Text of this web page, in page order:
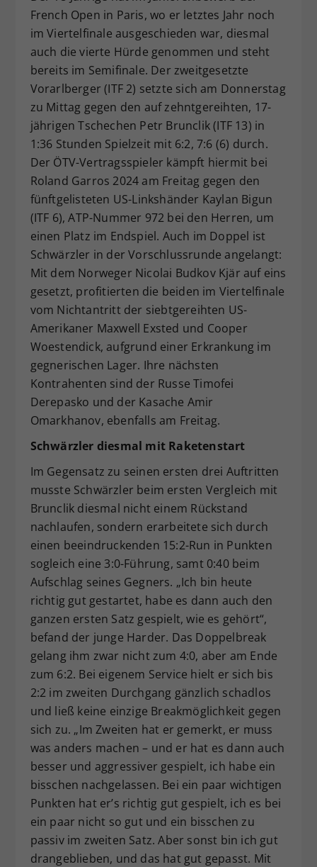
French Open in Paris, wo er letztes Jahr noch
im Viertelfinale ausgeschieden war, diesmal
auch die vierte Hürde genommen und steht
bereits im Semifinale. Der zweitgesetzte
Vorarlberger (ITF 2) setzte sich am Donnerstag
zu Mittag gegen den auf zehntgereihten, 17-
jährigen Tschechen Petr Brunclik (ITF 13) in
1:36 Stunden Spielzeit mit 6:2, 7:6 (6) durch.
Der ÖTV-Vertragsspieler kämpft hiermit bei
Roland Garros 2024 am Freitag gegen den
fünftgelisteten US-Linkshänder Kaylan Bigun
(ITF 6), ATP-Nummer 972 bei den Herren, um
einen Platz im Endspiel. Auch im Doppel ist
Schwärzler in der Vorschlussrunde angelangt:
Mit dem Norweger Nicolai Budkov Kjär auf eins
gesetzt, profitierten die beiden im Viertelfinale
vom Nichtantritt der siebtgereihten US-
Amerikaner Maxwell Exsted und Cooper
Woestendick, aufgrund einer Erkrankung im
gegnerischen Lager. Ihre nächsten
Kontrahenten sind der Russe Timofei
Derepasko und der Kasache Amir
Omarkhanov, ebenfalls am Freitag.
Schwärzler diesmal mit Raketenstart
Im Gegensatz zu seinen ersten drei Auftritten
musste Schwärzler beim ersten Vergleich mit
Brunclik diesmal nicht einem Rückstand
nachlaufen, sondern erarbeitete sich durch
einen beeindruckenden 15:2-Run in Punkten
sogleich eine 3:0-Führung, samt 0:40 beim
Aufschlag seines Gegners. „Ich bin heute
richtig gut gestartet, habe es dann auch den
ganzen ersten Satz gespielt, wie es gehört“,
befand der junge Harder. Das Doppelbreak
gelang ihm zwar nicht zum 4:0, aber am Ende
zum 6:2. Bei eigenem Service hielt er sich bis
2:2 im zweiten Durchgang gänzlich schadlos
und ließ keine einzige Breakmöglichkeit gegen
sich zu. „Im Zweiten hat er gemerkt, er muss
was anders machen – und er hat es dann auch
besser und aggressiver gespielt, ich habe ein
bisschen nachgelassen. Bei ein paar wichtigen
Punkten hat er’s richtig gut gespielt, ich es bei
ein paar nicht so gut und ein bisschen zu
passiv im zweiten Satz. Aber sonst bin ich gut
drangeblieben, und das hat gut gepasst. Mit
Zweck
Dieser Wert speichert Ihre Consent-
Einstellungen. Unter anderem eine
zufällig generierte ID, für die
historische Speicherung Ihrer
vorgenommen Einstellungen, falls der
Webseiten-Betreiber dies eingestellt
hat.